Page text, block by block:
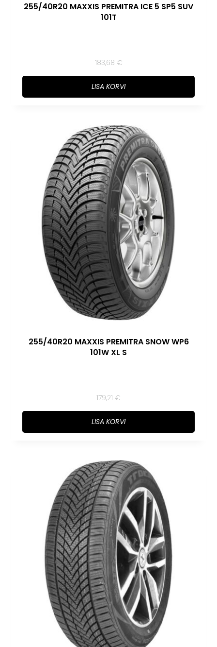
255/40R20 MAXXIS PREMITRA ICE 5 SP5 SUV
101T
183,68 €
LISA KORVI
255/40R20 MAXXIS PREMITRA SNOW WP6
101W XL S
179,21 €
LISA KORVI